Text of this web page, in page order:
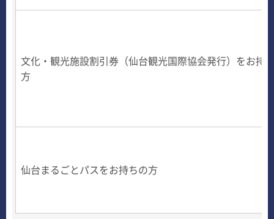
文化・観光施設割引券（仙台観光国際協会発行）をお持
方
仙台まるごとパスをお持ちの方